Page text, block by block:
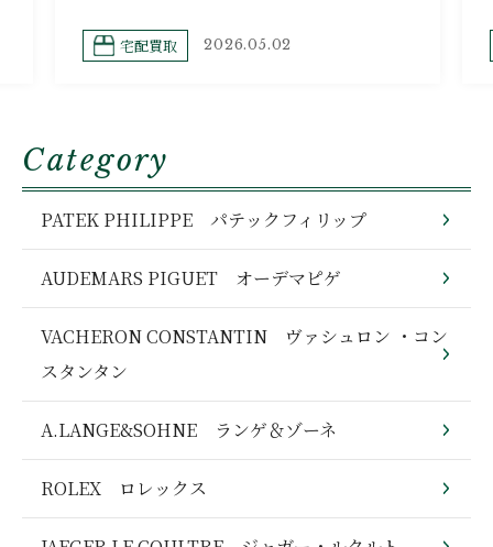
宅配買取 2026.05.02
Category
PATEK PHILIPPE パテックフィリップ
AUDEMARS PIGUET オーデマピゲ
VACHERON CONSTANTIN ヴァシュロン ・コン
スタンタン
A.LANGE&SOHNE ランゲ＆ゾーネ
ROLEX ロレックス